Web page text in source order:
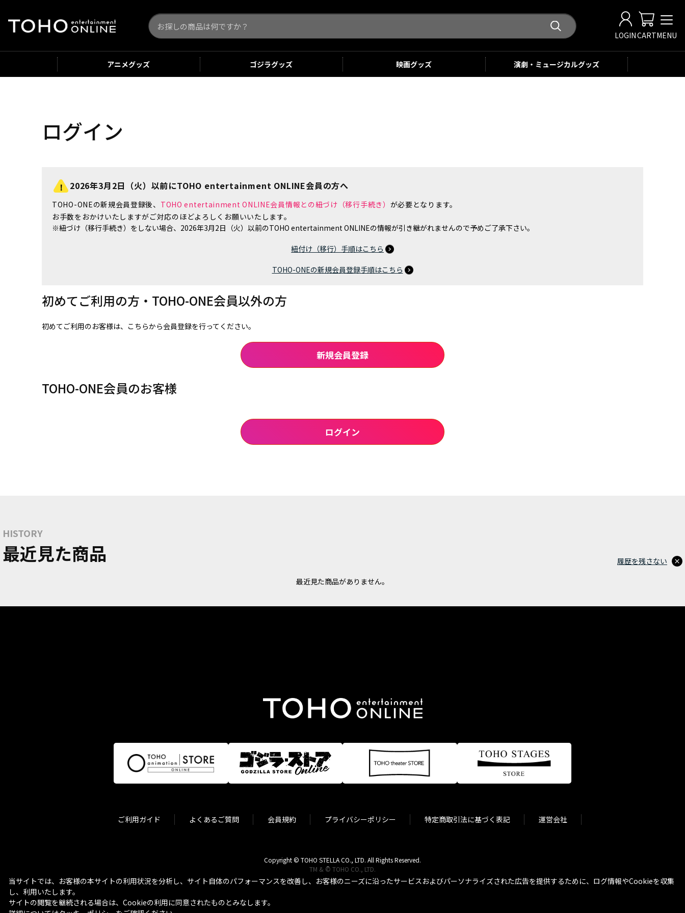
LOGINCARTMENU
アニメグッズ ゴジラグッズ 映画グッズ 演劇・ミュージカルグッズ
ログイン
2026年3月2日（火）以前にTOHO entertainment ONLINE会員の方へ
TOHO-ONEの新規会員登録後、 TOHO entertainment ONLINE会員情報との紐づけ（移行手続き） が必要となります。
お手数をおかけいたしますがご対応のほどよろしくお願いいたします。
※紐づけ（移行手続き）をしない場合、2026年3月2日（火）以前のTOHO entertainment ONLINEの情報が引き継がれませんので予めご了承下さい。
紐付け（移行）手順はこちら
TOHO-ONEの新規会員登録手順はこちら
初めてご利用の方・TOHO-ONE会員以外の方
初めてご利用のお客様は、こちらから会員登録を行ってください。
TOHO-ONE会員のお客様
HISTORY
最近見た商品
最近見た商品がありません。
履歴を残さない
ご利用ガイド よくあるご質問 会員規約 プライバシーポリシー 特定商取引法に基づく表記 運営会社
Copyright © TOHO STELLA CO., LTD. All Rights Reserved.
TM & © TOHO CO., LTD.
当サイトでは、お客様の本サイトの利用状況を分析し、サイト自体のパフォーマンスを改善し、お客様のニーズに沿ったサービスおよびパーソナライズされた広告を提供するために、ログ情報やCookieを収集
し、利用いたします。
サイトの閲覧を継続される場合は、Cookieの利用に同意されたものとみなします。